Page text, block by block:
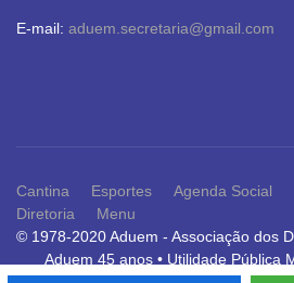
E-mail: aduem.secretaria@gmail.com
Cantina Esportes Agenda Social
Diretoria
Menu
© 1978-2020 Aduem - Associação dos
Aduem 45 anos • Utilidade Pública